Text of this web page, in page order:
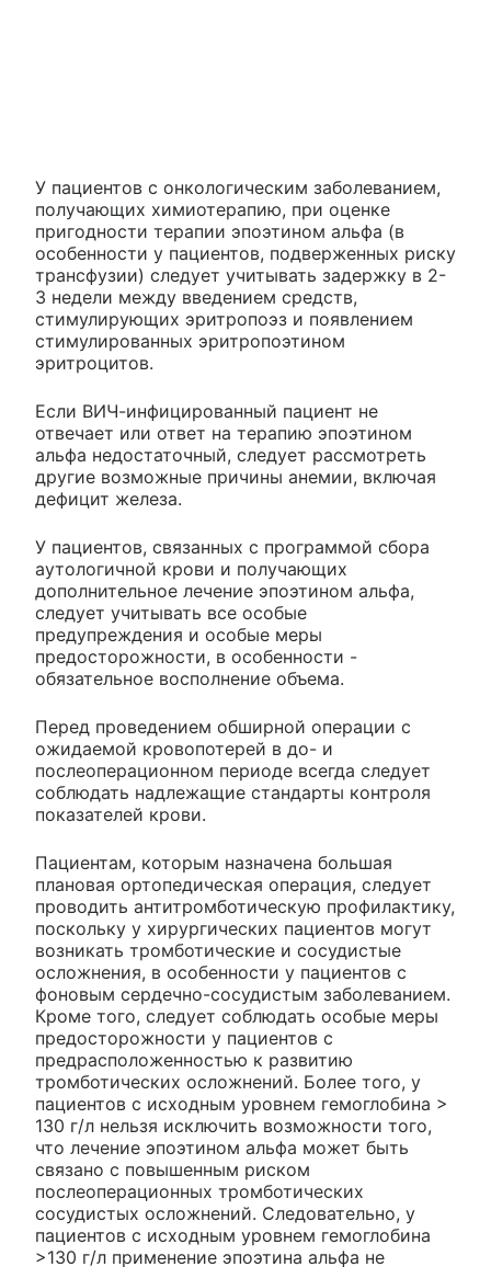
У пациентов с онкологическим заболеванием,
получающих химиотерапию, при оценке
пригодности терапии эпоэтином альфа (в
особенности у пациентов, подверженных риску
трансфузии) следует учитывать задержку в 2-
3 недели между введением средств,
стимулирующих эритропоэз и появлением
стимулированных эритропоэтином
эритроцитов.
Если ВИЧ-инфицированный пациент не
отвечает или ответ на терапию эпоэтином
альфа недостаточный, следует рассмотреть
другие возможные причины анемии, включая
дефицит железа.
У пациентов, связанных с программой сбора
аутологичной крови и получающих
дополнительное лечение эпоэтином альфа,
следует учитывать все особые
предупреждения и особые меры
предосторожности, в особенности -
обязательное восполнение объема.
Перед проведением обширной операции с
ожидаемой кровопотерей в до- и
послеоперационном периоде всегда следует
соблюдать надлежащие стандарты контроля
показателей крови.
Пациентам, которым назначена большая
плановая ортопедическая операция, следует
проводить антитромботическую профилактику,
поскольку у хирургических пациентов могут
возникать тромботические и сосудистые
осложнения, в особенности у пациентов с
фоновым сердечно-сосудистым заболеванием.
Кроме того, следует соблюдать особые меры
предосторожности у пациентов с
предрасположенностью к развитию
тромботических осложнений. Более того, у
пациентов с исходным уровнем гемоглобина >
130 г/л нельзя исключить возможности того,
что лечение эпоэтином альфа может быть
связано с повышенным риском
послеоперационных тромботических
сосудистых осложнений. Следовательно, у
пациентов с исходным уровнем гемоглобина
>130 г/л применение эпоэтина альфа не